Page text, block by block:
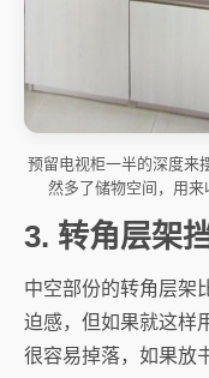
预留电视柜一半的深度来
然多了储物空间，用
3. 转角层架
中空部份的转角层架
迫感，但如果就这样
很容易掉落，如果放